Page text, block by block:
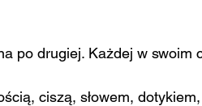
po drugiej. Każdej w swoim
ciszą, słowem, dotykiem,